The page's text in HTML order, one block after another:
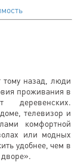
тому назад, люди
проживания в
деревенских.
телевизор и
комфортной
или модных
удобнее, чем в
дворе».